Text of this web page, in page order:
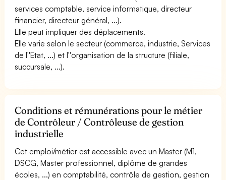
services comptable, service informatique, directeur
financier, directeur général, ...).
Elle peut impliquer des déplacements.
Elle varie selon le secteur (commerce, industrie, Services
de l''Etat, ...) et l''organisation de la structure (filiale,
succursale, ...).
Conditions et rémunérations pour le métier
de Contrôleur / Contrôleuse de gestion
industrielle
Cet emploi/métier est accessible avec un Master (M1,
DSCG, Master professionnel, diplôme de grandes
écoles, ...) en comptabilité, contrôle de gestion, gestion